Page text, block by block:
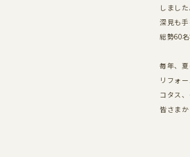
しました
深見も
総勢60
毎年、
リフォ
コタス
皆さま